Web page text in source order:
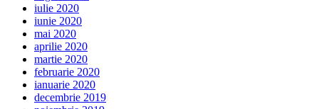
iulie 2020
iunie 2020
mai 2020
aprilie 2020
martie 2020
februarie 2020
ianuarie 2020
decembrie 2019